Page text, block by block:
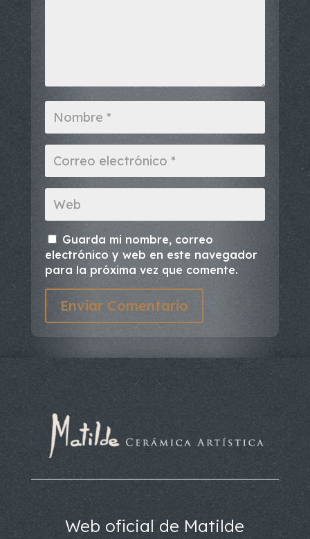
Guarda mi nombre, correo
electrónico y web en este navegador
para la próxima vez que comente.
Enviar Comentario
Web oficial de Matilde